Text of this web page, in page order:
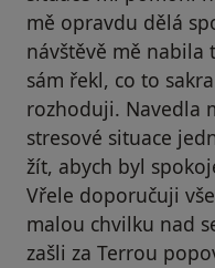
mě opravdu dělá
návštěvě mě nabila
sám řekl, co to
rozhoduji. Navedla
stresové situace
žít, abych byl
Vřele doporučuji
malou chvilku nad
zašli za Terrou